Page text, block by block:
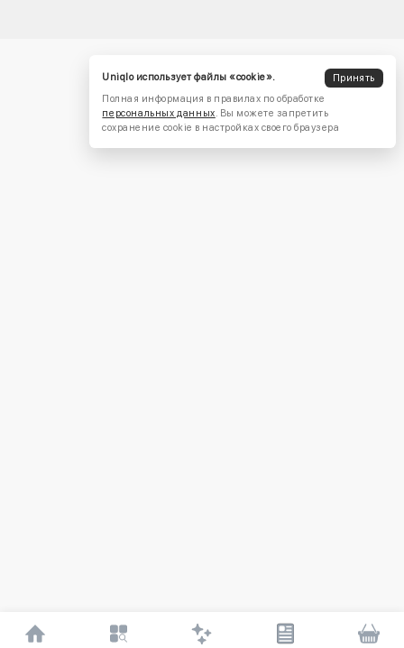
Uniqlo использует файлы «cookie».
Принять
Полная информация в правилах по обработке
персональных данных . Вы можете запретить
сохранение cookie в настройках своего браузера